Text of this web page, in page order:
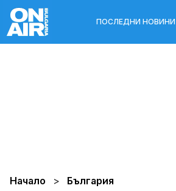
ПОСЛЕДНИ НОВИНИ
Начало България